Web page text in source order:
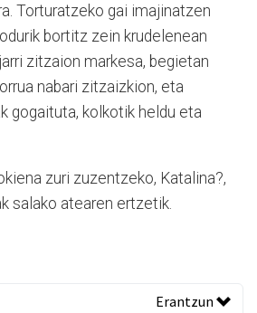
Torturatzeko gai imajinatzen
bortitz zein krudelenean
zitzaion markesa, begietan
nabari zitzaizkion, eta
gogaituta, kolkotik heldu eta
zuri zuzentzeko, Katalina?,
salako atearen ertzetik.
Erantzun